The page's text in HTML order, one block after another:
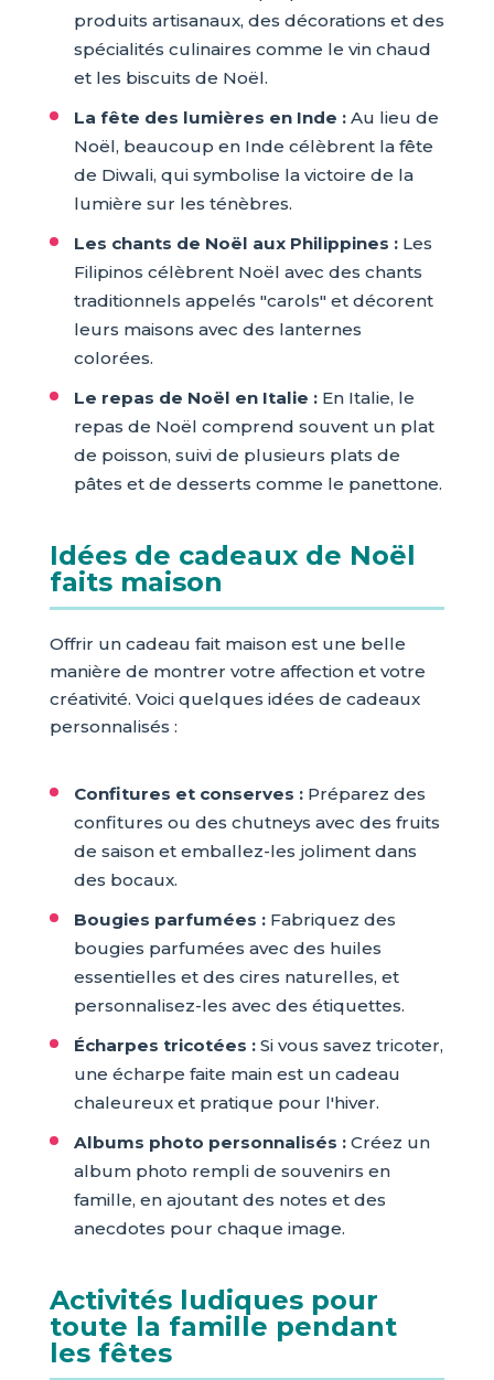
produits artisanaux, des décorations et des
spécialités culinaires comme le vin chaud
et les biscuits de Noël.
La fête des lumières en Inde :Au lieu de
Noël, beaucoup en Inde célèbrent la fête
de Diwali, qui symbolise la victoire de la
lumière sur les ténèbres.
Les chants de Noël aux Philippines :Les
Filipinos célèbrent Noël avec des chants
traditionnels appelés "carols" et décorent
leurs maisons avec des lanternes
colorées.
Le repas de Noël en Italie :En Italie, le
repas de Noël comprend souvent un plat
de poisson, suivi de plusieurs plats de
pâtes et de desserts comme le panettone.
Idées de cadeaux de Noël
faits maison
Offrir un cadeau fait maison est une belle
manière de montrer votre affection et votre
créativité. Voici quelques idées de cadeaux
personnalisés :
Confitures et conserves :Préparez des
confitures ou des chutneys avec des fruits
de saison et emballez-les joliment dans
des bocaux.
Bougies parfumées :Fabriquez des
bougies parfumées avec des huiles
essentielles et des cires naturelles, et
personnalisez-les avec des étiquettes.
Écharpes tricotées :Si vous savez tricoter,
une écharpe faite main est un cadeau
chaleureux et pratique pour l'hiver.
Albums photo personnalisés :Créez un
album photo rempli de souvenirs en
famille, en ajoutant des notes et des
anecdotes pour chaque image.
Activités ludiques pour
toute la famille pendant
les fêtes